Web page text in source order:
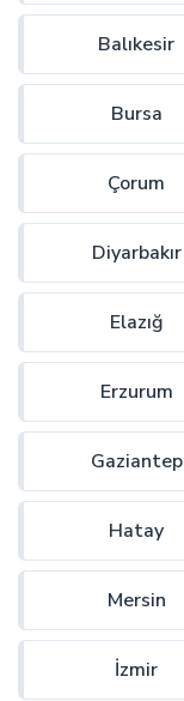
Balıkesir
Bursa
Çorum
Diyarbakır
Elazığ
Erzurum
Gaziantep
Hatay
Mersin
İzmir